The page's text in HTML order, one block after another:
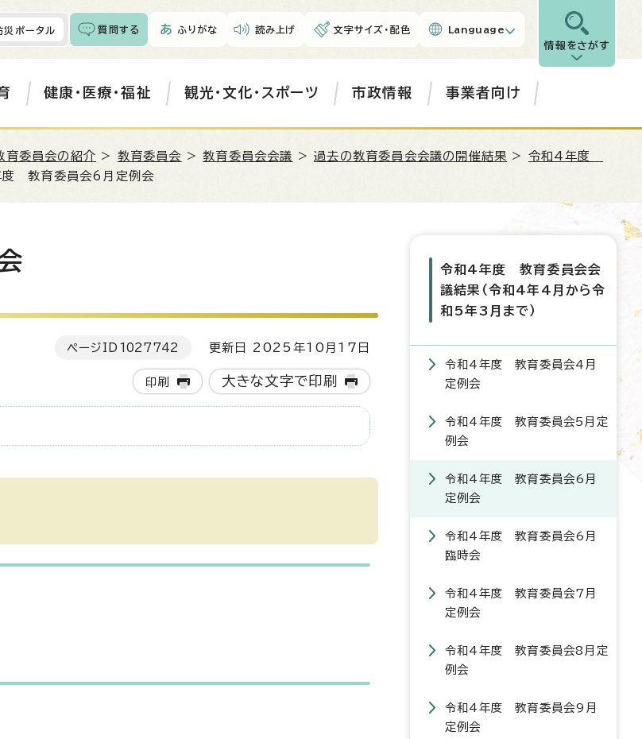
災ポータル 質問する ふりがな 読み上げ 文字サイズ・配色 Language
情報をさがす
健康・医療・福祉 観光・文化・スポーツ 市政情報 事業者向け
育委員会の紹介 > 教育委員会 >教育委員会会議 >過去の教育委員会会議の開催結果 > 令和4年度
教育委員会6月定例会
ページID 1027742 更新日 2025年10月17日
印刷 大きな文字で印刷
令和4年度 教育委員会会
議結果（令和4年4月から令
和5年3月まで）
令和4年度 教育委員会4月
定例会
令和4年度 教育委員会5月定
例会
令和4年度 教育委員会6月
定例会
令和4年度 教育委員会6月
臨時会
令和4年度 教育委員会7月
定例会
令和4年度 教育委員会8月定
例会
令和4年度 教育委員会9月
定例会